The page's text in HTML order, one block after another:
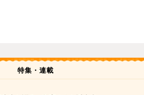
特集・連載